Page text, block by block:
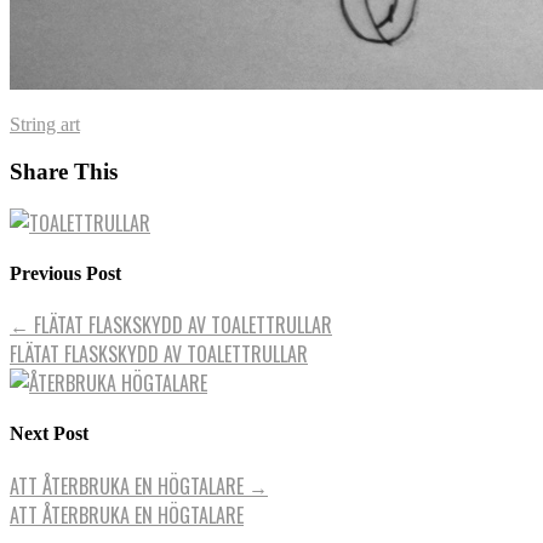
String art
Share This
Previous Post
← FLÄTAT FLASKSKYDD AV TOALETTRULLAR
FLÄTAT FLASKSKYDD AV TOALETTRULLAR
Next Post
ATT ÅTERBRUKA EN HÖGTALARE →
ATT ÅTERBRUKA EN HÖGTALARE